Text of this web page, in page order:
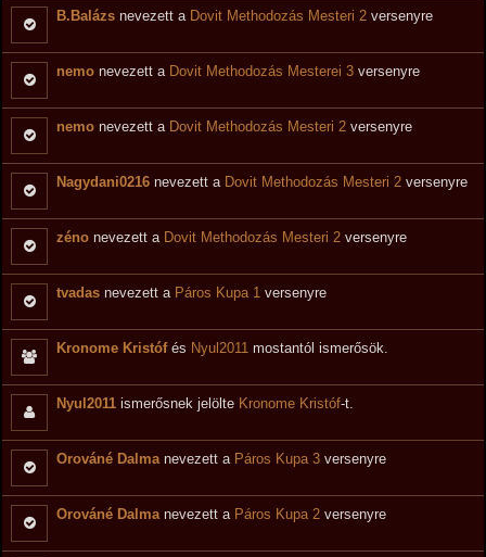
B.Balázs nevezett a Dovit Methodozás Mesteri 2 versenyre
nemo nevezett a Dovit Methodozás Mesterei 3 versenyre
nemo nevezett a Dovit Methodozás Mesteri 2 versenyre
Nagydani0216 nevezett a Dovit Methodozás Mesteri 2 versenyre
zéno nevezett a Dovit Methodozás Mesteri 2 versenyre
tvadas nevezett a Páros Kupa 1 versenyre
Kronome Kristófés Nyul2011 mostantól ismerősök.
Nyul2011 ismerősnek jelölte Kronome Kristóf-t.
Orováné Dalma nevezett a Páros Kupa 3 versenyre
Orováné Dalma nevezett a Páros Kupa 2 versenyre